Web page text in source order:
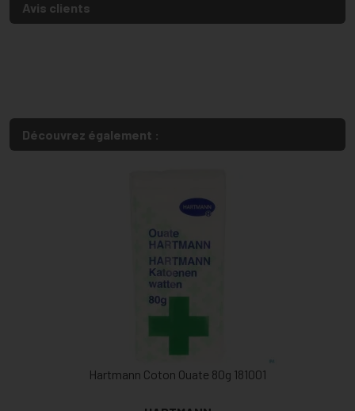
Avis clients
Découvrez également :
Hartmann Coton Ouate 80g 181001